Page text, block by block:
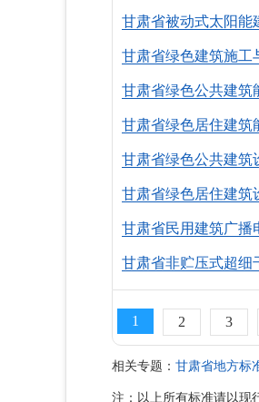
甘肃省被动式太阳能
甘肃省绿色建筑施工
甘肃省绿色公共建筑
甘肃省绿色居住建筑
甘肃省绿色公共建筑
甘肃省绿色居住建筑
甘肃省民用建筑广播
甘肃省非贮压式超细
1 2 3
相关专题： 甘肃省地方标
注：以上所有标准请以现